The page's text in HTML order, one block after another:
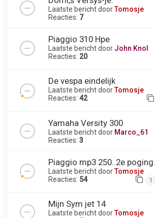
Laatste bericht doorTomosje
Reacties: 7
Piaggio 310 Hpe
Laatste bericht door John Knol
Reacties: 20
De vespa eindelijk
Laatste bericht doorTomosje
Reacties: 42
Yamaha Versity 300
Laatste bericht door Marco_61
Reacties: 3
Piaggio mp3 250..2e poging.
Laatste bericht doorTomosje
Reacties: 54 1
Mijn Sym jet 14
Laatste bericht doorTomosje